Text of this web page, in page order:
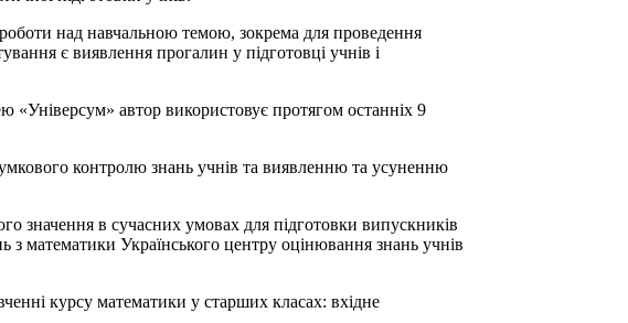
над навчальною темою, зокрема для проведення
є виявлення прогалин у підготовці учнів і
«Універсум» автор використовує протягом останніх 9
контролю знань учнів та виявленню та усуненню
значення в сучасних умовах для підготовки випускників
з математики Українського центру оцінювання знань учнів
курсу математики у старших класах: вхідне